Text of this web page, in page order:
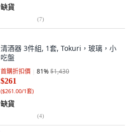
缺貨
(7)
清酒器 3件組, 1套, Tokuri，玻璃，小
吃盤
首購折扣價 81%$1,430
$261
($261.00/1套)
缺貨
(4)